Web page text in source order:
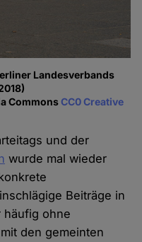
Landesverbands
CommonsCC0 Creative
und der
wurde mal wieder
Beiträge in
häufig ohne
den gemeinten